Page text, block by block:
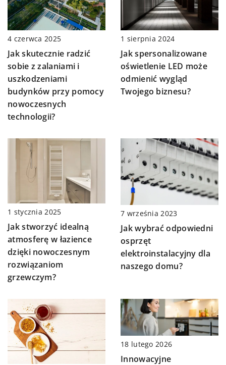
4 czerwca 2025
Jak skutecznie radzić
sobie z zalaniami i
uszkodzeniami
budynków przy pomocy
nowoczesnych
technologii?
1 sierpnia 2024
Jak spersonalizowane
oświetlenie LED może
odmienić wygląd
Twojego biznesu?
1 stycznia 2025
Jak stworzyć idealną
atmosferę w łazience
dzięki nowoczesnym
rozwiązaniom
grzewczym?
7 września 2023
Jak wybrać odpowiedni
osprzęt
elektroinstalacyjny dla
naszego domu?
18 lutego 2026
Innowacyjne